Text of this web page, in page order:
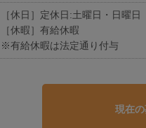
［休日］定休日:土曜日・日曜日
［休暇］有給休暇
※有給休暇は法定通り付与
現在